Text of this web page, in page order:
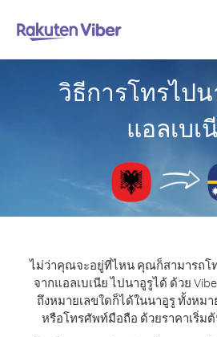
วิธีการโทรไป
แอลเบเ
ไม่ว่าคุณจะอยู่ที่ไหน คุณก็สามารถโ
จากแอลเบเนีย ไปนาอูรูได้ ด้วย
ถึงหมายเลขใดก็ได้ในนาอูรู ทั้งหม
หรือโทรศัพท์มือถือ ด้วยราคาเริ่มต้